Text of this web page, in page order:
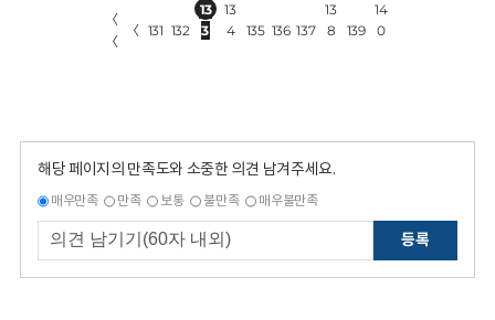
〈
〈
〈 131 132
13
3
13
4
135 136 137
13
8
139
14
0
해당 페이지의 만족도와 소중한 의견 남겨주세요.
매우만족 만족 보통 불만족 매우불만족
등록